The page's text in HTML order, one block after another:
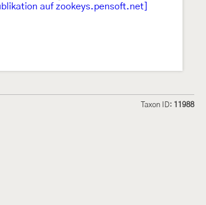
auf zookeys.pensoft.net]
Taxon ID: 11988